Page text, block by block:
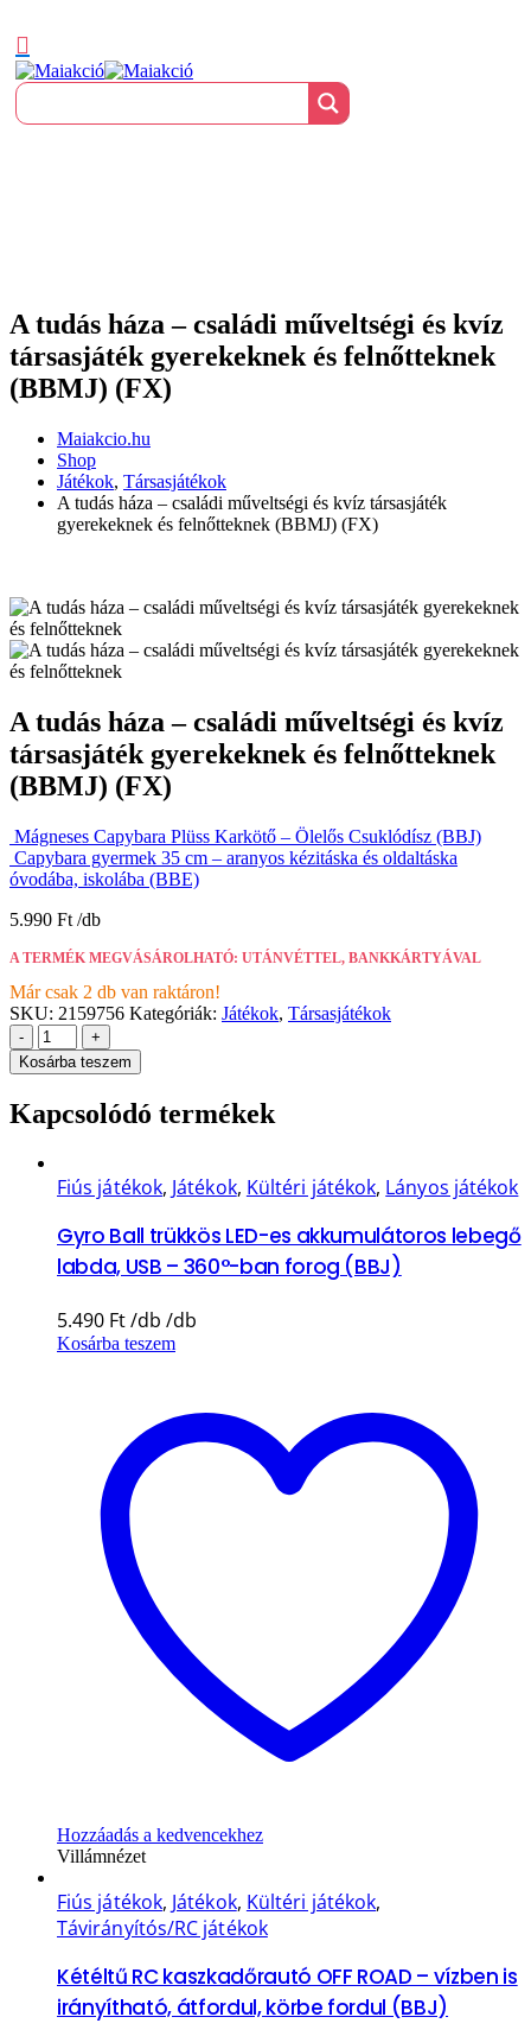
A tudás háza – családi műveltségi és kvíz
társasjáték gyerekeknek és felnőtteknek
(BBMJ) (FX)
Maiakcio.hu
Shop
Játékok, Társasjátékok
A tudás háza – családi műveltségi és kvíz társasjáték
gyerekeknek és felnőtteknek (BBMJ) (FX)
A tudás háza – családi műveltségi és kvíz
társasjáték gyerekeknek és felnőtteknek
(BBMJ) (FX)
Mágneses Capybara Plüss Karkötő – Ölelős Csuklódísz (BBJ)
Capybara gyermek 35 cm – aranyos kézitáska és oldaltáska
óvodába, iskolába (BBE)
5.990 Ft
A TERMÉK MEGVÁSÁROLHATÓ: UTÁNVÉTTEL, BANKKÁRTYÁVAL
Már csak 2 db van raktáron!
SKU: 2159756 Kategóriák: Játékok, Társasjátékok
-
+
Kosárba teszem
Kapcsolódó termékek
Fiús játékok, Játékok, Kültéri játékok, Lányos játékok
Gyro Ball trükkös LED-es akkumulátoros lebegő
labda, USB – 360°-ban forog (BBJ)
5.490 Ft
Kosárba teszem
Hozzáadás a kedvencekhez
Villámnézet
Fiús játékok, Játékok, Kültéri játékok,
Távirányítós/RC játékok
Kétéltű RC kaszkadőrautó OFF ROAD – vízben is
irányítható, átfordul, körbe fordul (BBJ)